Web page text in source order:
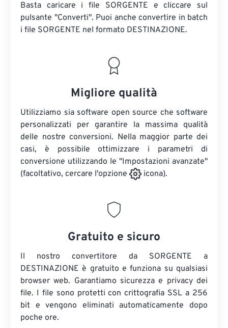
Basta caricare i file SORGENTE e cliccare sul
pulsante "Converti". Puoi anche convertire in batch
i file SORGENTE nel formato DESTINAZIONE.
Migliore qualità
Utilizziamo sia software open source che software
personalizzati per garantire la massima qualità
delle nostre conversioni. Nella maggior parte dei
casi, è possibile ottimizzare i parametri di
conversione utilizzando le "Impostazioni avanzate"
(facoltativo, cercare l'opzione
icona).
Gratuito e sicuro
Il nostro convertitore da SORGENTE a
DESTINAZIONE è gratuito e funziona su qualsiasi
browser web. Garantiamo sicurezza e privacy dei
file. I file sono protetti con crittografia SSL a 256
bit e vengono eliminati automaticamente dopo
poche ore.